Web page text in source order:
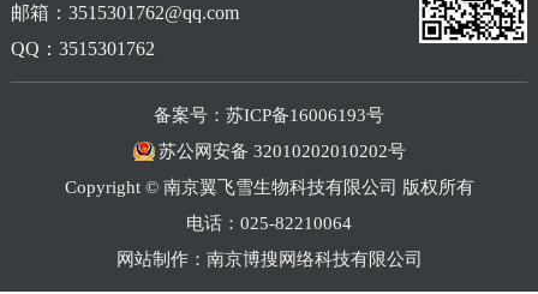
邮箱：3515301762@qq.com
QQ：3515301762
备案号： 苏ICP备16006193号
苏公网安备 32010202010202号
Copyright © 南京翼飞雪生物科技有限公司 版权所有
电话：025-82210064
网站制作： 南京博搜网络科技有限公司